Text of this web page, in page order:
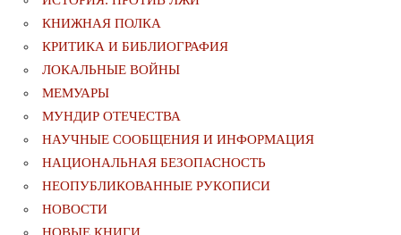
КНИЖНАЯ ПОЛКА
КРИТИКА И БИБЛИОГРАФИЯ
ЛОКАЛЬНЫЕ ВОЙНЫ
МЕМУАРЫ
МУНДИР ОТЕЧЕСТВА
НАУЧНЫЕ СООБЩЕНИЯ И ИНФОРМАЦИЯ
НАЦИОНАЛЬНАЯ БЕЗОПАСНОСТЬ
НЕОПУБЛИКОВАННЫЕ РУКОПИСИ
НОВОСТИ
НОВЫЕ КНИГИ